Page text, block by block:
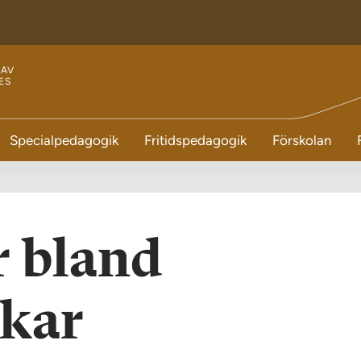
Specialpedagogik Fritidspedagogik Förskolan
bland